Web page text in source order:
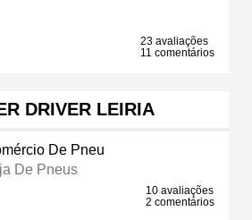
23 avaliações
11 comentários
DRIVER LEIRIA
De Pneu
De Pneus
10 avaliações
2 comentários